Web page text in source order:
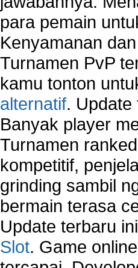
para pemain
Kenyamanan
Turnamen PvP
kamu tonton
alternatif.
Banyak player
Turnamen
kompetitif,
grinding sambil
bermain terasa
Update terbaru
Slot. Game